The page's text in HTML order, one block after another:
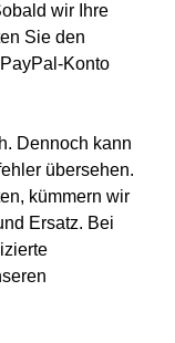
wir Ihre
Sie den
Konto
Dennoch kann
übersehen.
kümmern wir
Ersatz. Bei